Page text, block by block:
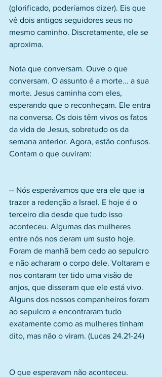
(glorificado, poderíamos dizer). Eis que
vê dois antigos seguidores seus no
mesmo caminho. Discretamente, ele se
aproxima.
Nota que conversam. Ouve o que
conversam. O assunto é a morte... a sua
morte. Jesus caminha com eles,
esperando que o reconheçam. Ele entra
na conversa. Os dois têm vivos os fatos
da vida de Jesus, sobretudo os da
semana anterior. Agora, estão confusos.
Contam o que ouviram:
-- Nós esperávamos que era ele que ia
trazer a redenção a Israel. E hoje é o
terceiro dia desde que tudo isso
aconteceu. Algumas das mulheres
entre nós nos deram um susto hoje.
Foram de manhã bem cedo ao sepulcro
e não acharam o corpo dele. Voltaram e
nos contaram ter tido uma visão de
anjos, que disseram que ele está vivo.
Alguns dos nossos companheiros foram
ao sepulcro e encontraram tudo
exatamente como as mulheres tinham
dito, mas não o viram. (Lucas 24.21-24)
O que esperavam não aconteceu.